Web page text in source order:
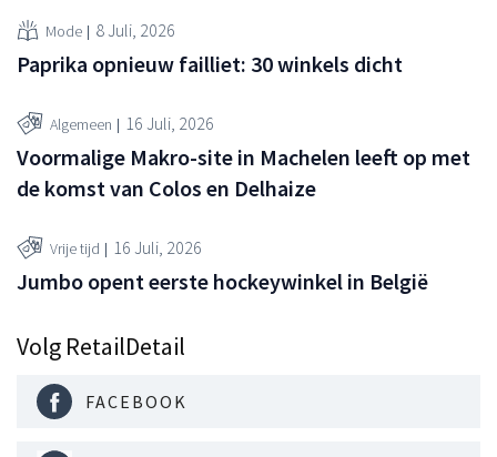
Mode 8 Juli, 2026
Paprika opnieuw failliet: 30 winkels dicht
Algemeen 16 Juli, 2026
Voormalige Makro-site in Machelen leeft op met
de komst van Colos en Delhaize
Vrije tijd 16 Juli, 2026
Jumbo opent eerste hockeywinkel in België
Volg RetailDetail
FACEBOOK